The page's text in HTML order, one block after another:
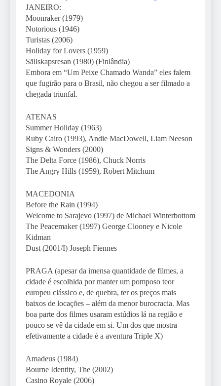
JANEIRO:
Moonraker (1979)
Notorious (1946)
Turistas (2006)
Holiday for Lovers (1959)
Sällskapsresan (1980) (Finlândia)
Embora em “Um Peixe Chamado Wanda” eles falem
que fugirão para o Brasil, não chegou a ser filmado a
chegada triunfal.
ATENAS
Summer Holiday (1963)
Ruby Cairo (1993), Andie MacDowell, Liam Neeson
Signs & Wonders (2000)
The Delta Force (1986), Chuck Norris
The Angry Hills (1959), Robert Mitchum
MACEDONIA
Before the Rain (1994)
Welcome to Sarajevo (1997) de Michael Winterbottom
The Peacemaker (1997) George Clooney e Nicole
Kidman
Dust (2001/I) Joseph Fiennes
PRAGA (apesar da imensa quantidade de filmes, a
cidade é escolhida por manter um pomposo teor
europeu clássico e, de quebra, ter os preços mais
baixos de locações – além da menor burocracia. Mas
boa parte dos filmes usaram estúdios lá na região e
pouco se vê da cidade em si. Um dos que mostra
efetivamente a cidade é a aventura Triple X)
Amadeus (1984)
Bourne Identity, The (2002)
Casino Royale (2006)